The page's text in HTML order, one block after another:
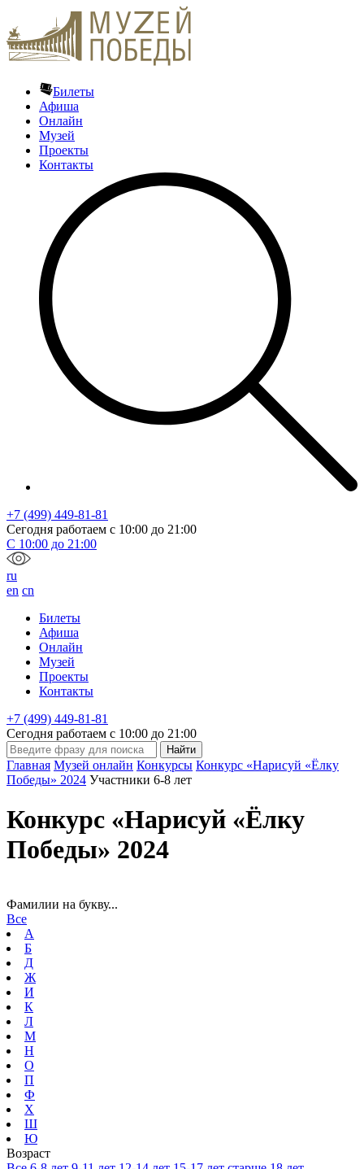
Билеты
Афиша
Онлайн
Музей
Проекты
Контакты
+7 (499) 449-81-81
Сегодня работаем с 10:00 до 21:00
С 10:00 до 21:00
ru
en cn
Билеты
Афиша
Онлайн
Музей
Проекты
Контакты
+7 (499) 449-81-81
Сегодня работаем с 10:00 до 21:00
Главная Музей онлайн Конкурсы Конкурс «Нарисуй «Ёлку
Победы» 2024 Участники 6-8 лет
Конкурс «Нарисуй «Ёлку
Победы» 2024
Фамилии на букву...
Все
А
Б
Д
Ж
И
К
Л
М
Н
О
П
Ф
Х
Ш
Ю
Возраст